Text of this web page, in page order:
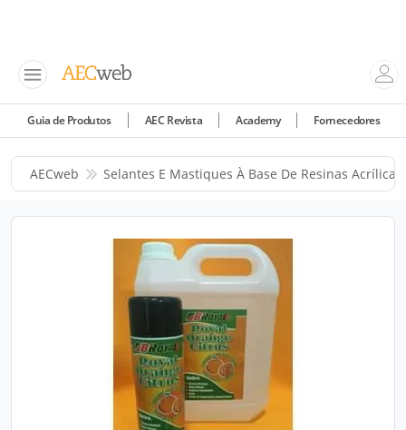
Guia de Produtos AEC Revista Academy Fornecedores
AECweb Selantes E Mastiques À Base De Resinas Acrílicas